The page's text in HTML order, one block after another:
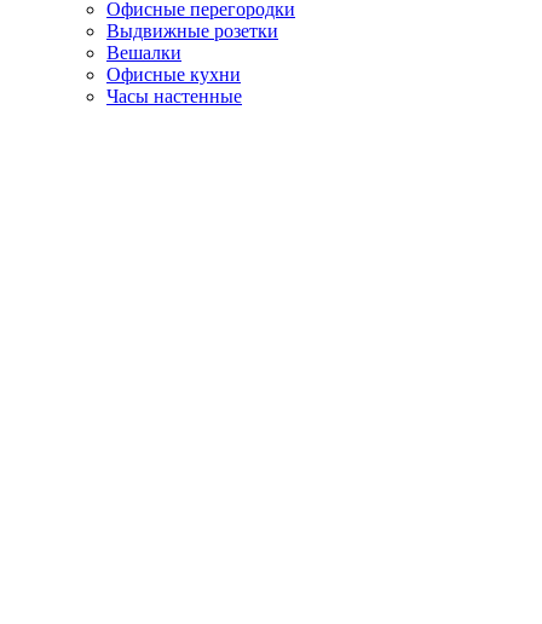
Офисные перегородки
Выдвижные розетки
Вешалки
Офисные кухни
Часы настенные